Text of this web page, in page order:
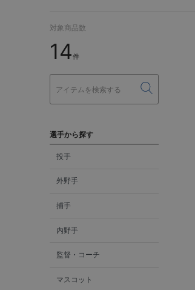
対象商品数
14件
選手から探す
投手
外野手
捕手
内野手
監督・コーチ
マスコット